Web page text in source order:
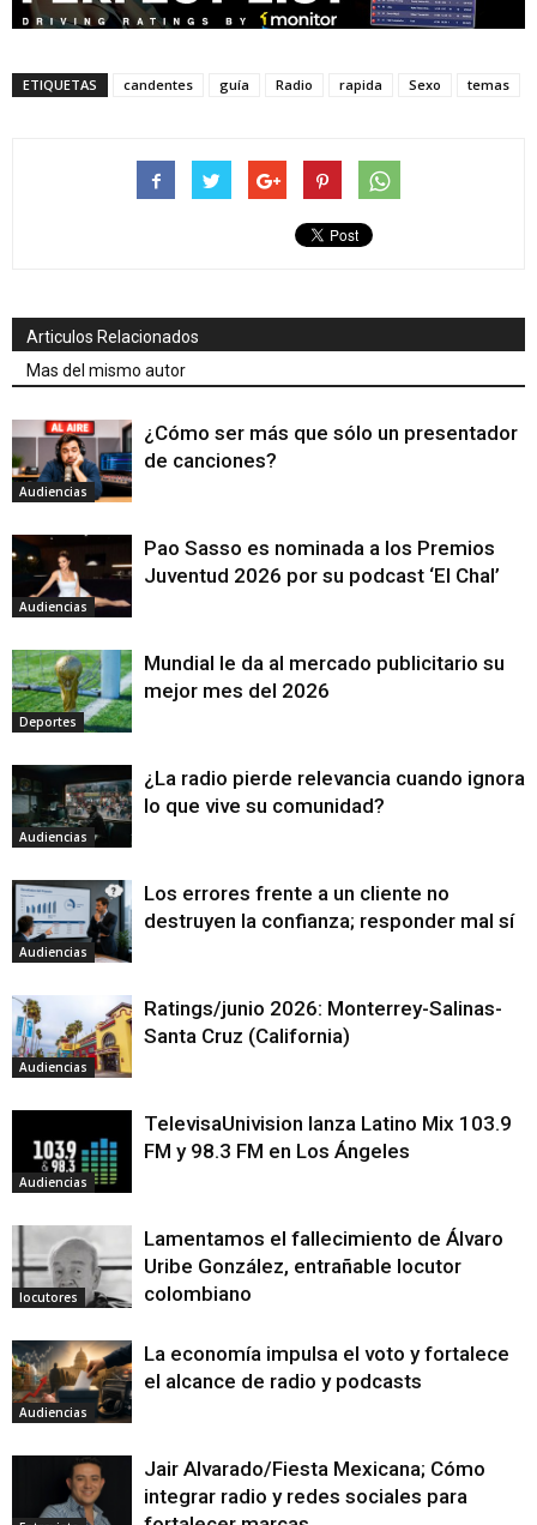
ETIQUETAS candentes guía Radio rapida Sexo temas
Articulos Relacionados
Mas del mismo autor
Audiencias
¿Cómo ser más que sólo un presentador
de canciones?
Audiencias
Pao Sasso es nominada a los Premios
Juventud 2026 por su podcast ‘El Chal’
Deportes
Mundial le da al mercado publicitario su
mejor mes del 2026
Audiencias
¿La radio pierde relevancia cuando ignora
lo que vive su comunidad?
Audiencias
Los errores frente a un cliente no
destruyen la confianza; responder mal sí
Audiencias
Ratings/junio 2026: Monterrey-Salinas-
Santa Cruz (California)
Audiencias
TelevisaUnivision lanza Latino Mix 103.9
FM y 98.3 FM en Los Ángeles
locutores
Lamentamos el fallecimiento de Álvaro
Uribe González, entrañable locutor
colombiano
Audiencias
La economía impulsa el voto y fortalece
el alcance de radio y podcasts
Jair Alvarado/Fiesta Mexicana; Cómo
integrar radio y redes sociales para